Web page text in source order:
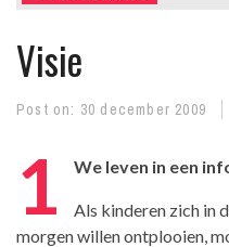
Visie
Post on: 30 december 2009
1 We leven in een
Als kinderen zich in
morgen willen ontplooien,